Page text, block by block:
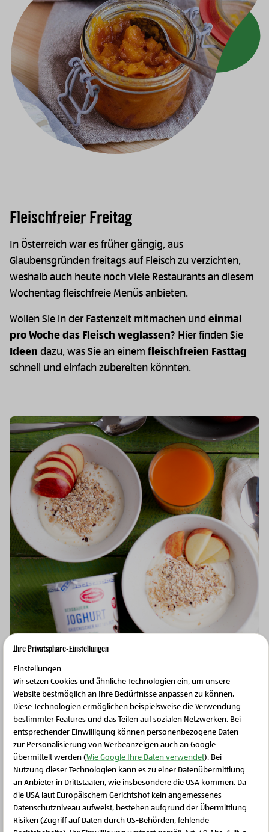
Fleischfreier Freitag
In Österreich war es früher gängig, aus
Glaubensgründen freitags auf Fleisch zu verzichten,
weshalb auch heute noch viele Restaurants an diesem
Wochentag fleischfreie Menüs anbieten.
Wollen Sie in der Fastenzeit mitmachen und einmal
pro Woche das Fleisch weglassen? Hier finden Sie
Ideen dazu, was Sie an einem fleischfreien Fasttag
schnell und einfach zubereiten könnten.
Frühstücksclub
Für einen vollwertigen Start in den Tag sorgt das BIO-
Joghurt Griechischer Artmit den kernigenBIO-
Vielkornflocken oder mitBIO-Haferflockenaus dem
Waldviertel. Die perfekte Ergänzung dazu sindBIO-
Äpfelaus blühenden Obstgärten, die dafür sorgen,
dass wirauch im Winter österreichisches BIO-Obst
genießen können. Wer sich vorgenommen hat, auf
Schließen Sie dieses Feld
Ihre Privatsphäre-Einstellungen
Einstellungen
Wir setzen Cookies und ähnliche Technologien ein, um unsere
Website bestmöglich an Ihre Bedürfnisse anpassen zu können.
Diese Technologien ermöglichen beispielsweise die Verwendung
bestimmter Features und das Teilen auf sozialen Netzwerken. Bei
entsprechender Einwilligung können personenbezogene Daten
zur Personalisierung von Werbeanzeigen auch an Google
übermittelt werden (Wie Google Ihre Daten verwendet). Bei
Nutzung dieser Technologien kann es zu einer Datenübermittlung
an Anbieter in Drittstaaten, wie insbesondere die USA kommen. Da
die USA laut Europäischem Gerichtshof kein angemessenes
Datenschutzniveau aufweist, bestehen aufgrund der Übermittlung
Risiken (Zugriff auf Daten durch US-Behörden, fehlende